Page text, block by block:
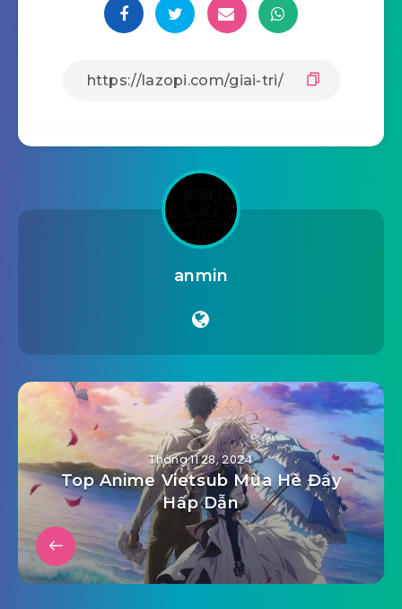
anmin
Tháng 11 28, 2024
Top Anime Vietsub Mùa Hè Đầy
Hấp Dẫn